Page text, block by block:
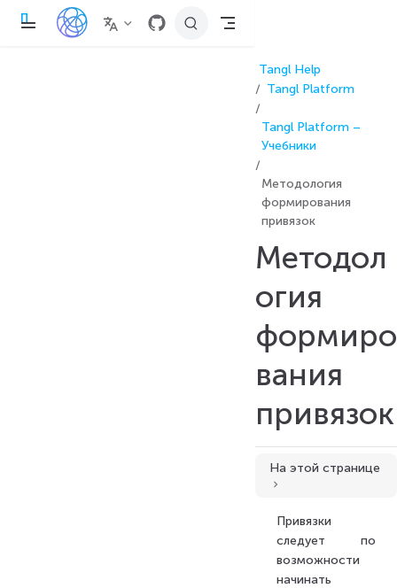
П
е
Tangl Help
Tangl Platform
Tangl Platform –
Учебники
Методология
формирования
привязок
Методол
огия
формиро
вания
привязок
На этой странице
Создание привязок
Привязки
следует по
возможности
начинать